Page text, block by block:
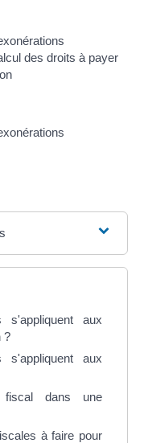
des droits à payer
s'appliquent aux
?
s'appliquent aux
dans une
à faire pour